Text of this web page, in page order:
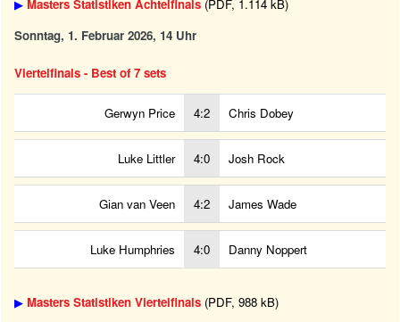
▶ Masters Statistiken Achtelfinals (PDF, 1.114 kB)
Sonntag, 1. Februar 2026, 14 Uhr
Viertelfinals - Best of 7 sets
Gerwyn Price 4:2 Chris Dobey
Luke Littler 4:0 Josh Rock
Gian van Veen 4:2 James Wade
Luke Humphries 4:0 Danny Noppert
▶ Masters Statistiken Viertelfinals (PDF, 988 kB)